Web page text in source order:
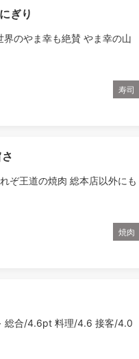
ぎり
のやま幸も絶賛 やま幸の山
寿司
王道の焼肉 総本店以外にも
焼肉
合/4.6pt 料理/4.6 接客/4.0